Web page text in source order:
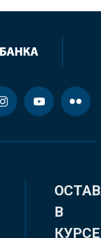
В
КУРСЕ